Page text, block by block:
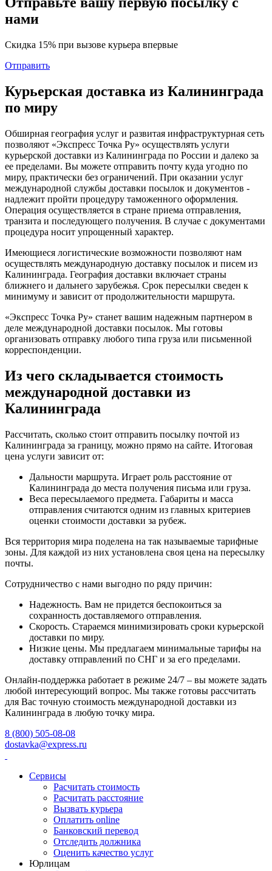
нами
Скидка 15% при вызове курьера впервые
Отправить
Курьерская доставка из Калининграда
по миру
Обширная география услуг и развитая инфраструктурная сеть
позволяют «Экспресс Точка Ру» осуществлять услуги
курьерской доставки из Калининграда по России и далеко за
ее пределами. Вы можете отправить почту куда угодно по
миру, практически без ограничений. При оказании услуг
международной службы доставки посылок и документов -
надлежит пройти процедуру таможенного оформления.
Операция осуществляется в стране приема отправления,
транзита и последующего получения. В случае с документами
процедура носит упрощенный характер.
Имеющиеся логистические возможности позволяют нам
осуществлять международную доставку посылок и писем из
Калининграда. География доставки включает страны
ближнего и дальнего зарубежья. Срок пересылки сведен к
минимуму и зависит от продолжительности маршрута.
«Экспресс Точка Ру» станет вашим надежным партнером в
деле международной доставки посылок. Мы готовы
организовать отправку любого типа груза или письменной
корреспонденции.
Из чего складывается стоимость
международной доставки из
Калининграда
Рассчитать, сколько стоит отправить посылку почтой из
Калининграда за границу, можно прямо на сайте. Итоговая
цена услуги зависит от:
Дальности маршрута. Играет роль расстояние от
Калининграда до места получения письма или груза.
Веса пересылаемого предмета. Габариты и масса
отправления считаются одним из главных критериев
оценки стоимости доставки за рубеж.
Вся территория мира поделена на так называемые тарифные
зоны. Для каждой из них установлена своя цена на пересылку
почты.
Сотрудничество с нами выгодно по ряду причин:
Надежность. Вам не придется беспокоиться за
сохранность доставляемого отправления.
Скорость. Стараемся минимизировать сроки курьерской
доставки по миру.
Низкие цены. Мы предлагаем минимальные тарифы на
доставку отправлений по СНГ и за его пределами.
Онлайн-поддержка работает в режиме 24/7 – вы можете задать
любой интересующий вопрос. Мы также готовы рассчитать
для Вас точную стоимость международной доставки из
Калининграда в любую точку мира.
8 (800) 505-08-08
dostavka@express.ru
Сервисы
Расчитать стоимость
Расчитать расстояние
Вызвать курьера
Оплатить online
Банковский перевод
Отследить должника
Оценить качество услуг
Юрлицам